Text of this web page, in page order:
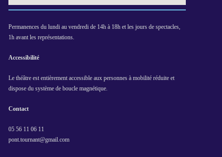
Permanences du lundi au vendredi de 14h à 18h et les jours de spectacles,
1h avant les représentations.
Accessibilité
Le théâtre est entièrement accessible aux personnes à mobilité réduite et
dispose du système de boucle magnétique.
Contact
05 56 11 06 11
pont.tournant@gmail.com